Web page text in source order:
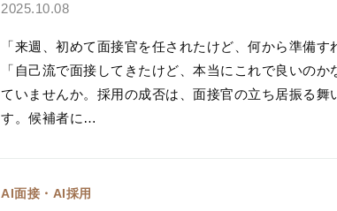
2025.10.08
「来週、初めて面接官を任されたけど、何から準備す
「自己流で面接してきたけど、本当にこれで良いのか
ていませんか。採用の成否は、面接官の立ち居振る舞
す。候補者に…
AI面接・AI採用